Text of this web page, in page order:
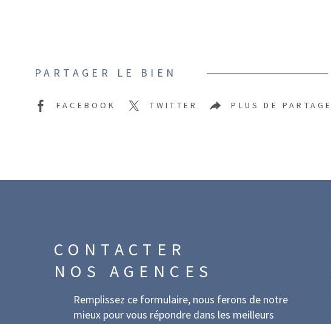
PARTAGER LE BIEN
FACEBOOK TWITTER PLUS DE PARTAGE
CONTACTER
NOS AGENCES
Remplissez ce formulaire, nous ferons de notre
mieux pour vous répondre dans les meilleurs